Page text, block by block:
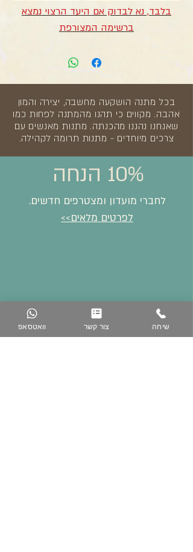
בלבד, נא לבדוק אם היעד הרצוי נמצא
ברשימה המצורפת
בכל מתנה הושקעה מחשבה, יצירה והמון
אהבה. מקווים כי תהנו מהמתנה לפחות כמו
שאנחנו נהננו מהכנתה. מתנות מאנשים עם
צרכים מיוחדים - מתנות תרומה לקהילה.
10% הנחה
לחברי מועדון ומצטרפים חדשים.
לפרטים מלאים>>
וואטסאפ צור קשר שיחה